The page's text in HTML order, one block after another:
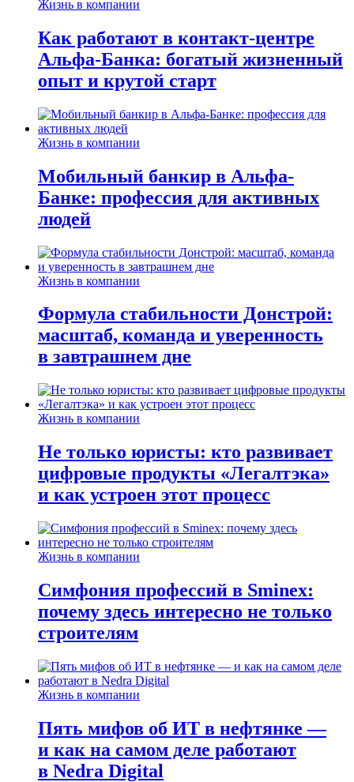
Жизнь в компании
Как работают в контакт-центре
Альфа-Банка: богатый жизненный
опыт и крутой старт
Жизнь в компании
Мобильный банкир в Альфа-
Банке: профессия для активных
людей
Жизнь в компании
Формула стабильности Донстрой:
масштаб, команда и уверенность
в завтрашнем дне
Жизнь в компании
Не только юристы: кто развивает
цифровые продукты «Легалтэка»
и как устроен этот процесс
Жизнь в компании
Симфония профессий в Sminex:
почему здесь интересно не только
строителям
Жизнь в компании
Пять мифов об ИТ в нефтянке —
и как на самом деле работают
в Nedra Digital